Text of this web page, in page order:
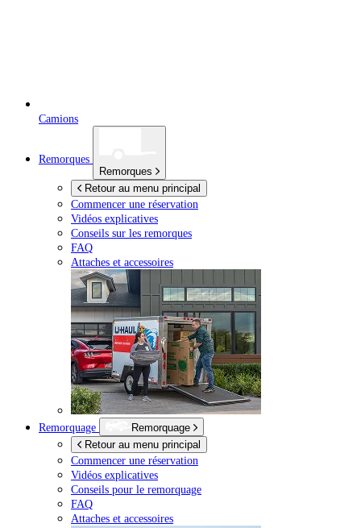
Camions
Remorques
Remorques
Retour au menu principal
Commencer une réservation
Vidéos explicatives
Conseils sur les remorques
FAQ
Attaches et accessoires
Remorquage
Remorquage
Retour au menu principal
Commencer une réservation
Vidéos explicatives
Conseils pour le remorquage
FAQ
Attaches et accessoires